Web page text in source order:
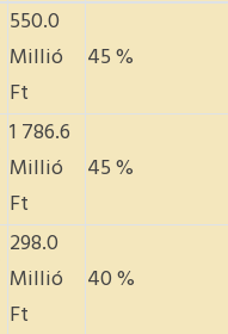
550.0
Millió
Ft
45 %
1 786.6
Millió
Ft
45 %
298.0
Millió
Ft
40 %